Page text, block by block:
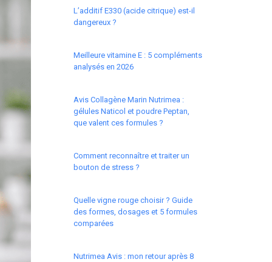
L’additif E330 (acide citrique) est-il
dangereux ?
Meilleure vitamine E : 5 compléments
analysés en 2026
Avis Collagène Marin Nutrimea :
gélules Naticol et poudre Peptan,
que valent ces formules ?
Comment reconnaître et traiter un
bouton de stress ?
Quelle vigne rouge choisir ? Guide
des formes, dosages et 5 formules
comparées
Nutrimea Avis : mon retour après 8